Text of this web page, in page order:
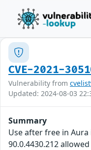
CVE-2021-
Vulnerability from
Updated: 2024-08-03
Summary
Use after free in
90.0.4430.212